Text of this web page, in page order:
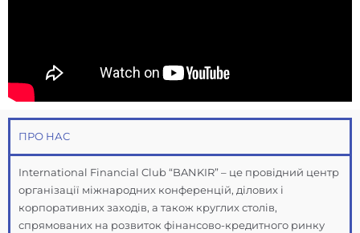
ПРО НАС
International Financial Club “BANKIR” – це провідний центр
організації міжнародних конференцій, ділових і
корпоративних заходів, а також круглих столів,
спрямованих на розвиток фінансово-кредитного ринку